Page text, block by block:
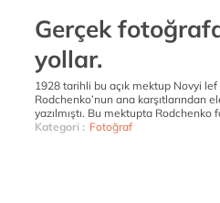
Gerçek
yollar.
1928 tarihli bu açık mektup Novyi
Rodchenko’nun ana karşıtlarından
yazılmıştı. Bu mektupta Rodchenko
Kategori : Fotoğraf